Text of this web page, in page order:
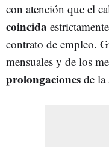
con atención que el
coincida
contrato de empleo.
mensuales y de los
prolongaciones de la